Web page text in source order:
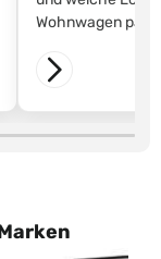
Wohnwagen